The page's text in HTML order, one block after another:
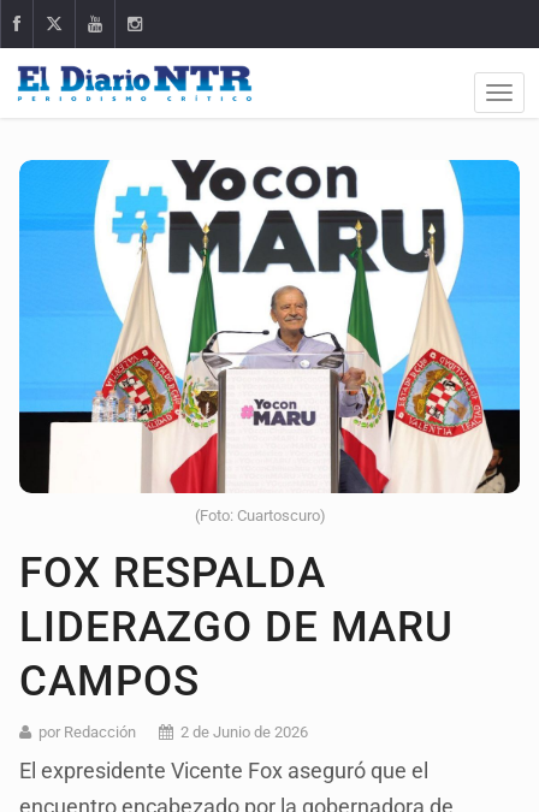
(Foto: Cuartoscuro)
FOX RESPALDA
LIDERAZGO DE MARU
CAMPOS
por Redacción 2 de Junio de 2026
El expresidente Vicente Fox aseguró que el